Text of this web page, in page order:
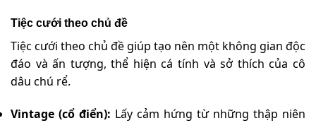
Tiệc cưới theo chủ đề
Tiệc cưới theo chủ đề giúp tạo nên một không gian độc
đáo và ấn tượng, thể hiện cá tính và sở thích của cô
dâu chú rể.
Vintage (cổ điển): Lấy cảm hứng từ những thập niên